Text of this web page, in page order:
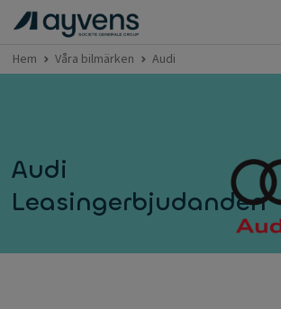
Hem Våra bilmärken Audi
Audi
Leasingerbjudanden